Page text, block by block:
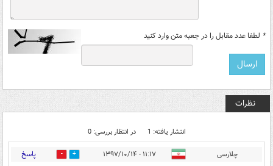
* لطفا عدد مقابل را در جعبه متن وارد کنید
نظرات
انتشار یافته: 1 در انتظار بررسی: 0
چلارسی ۱۱:۱۷ - ۱۳۹۷/۱۰/۱۴ 4 پاسخ